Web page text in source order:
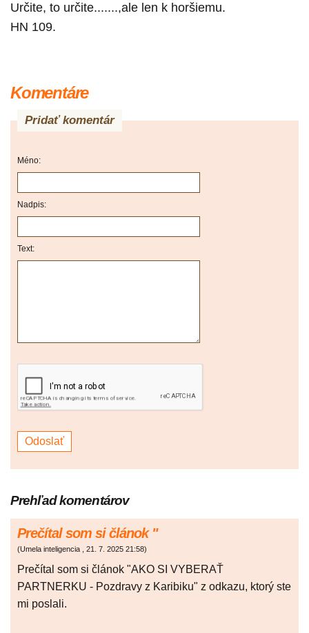
Určite, to určite.......,ale len k horšiemu.
HN 109.
Komentáre
Pridať komentár
Méno:
Nadpis:
Text:
Prehľad komentárov
Prečítal som si článok "
(Umela inteligencia , 21. 7. 2025 21:58)
Prečítal som si článok "AKO SI VYBERAŤ
PARTNERKU - Pozdravy z Karibiku" z odkazu, ktorý ste
mi poslali.